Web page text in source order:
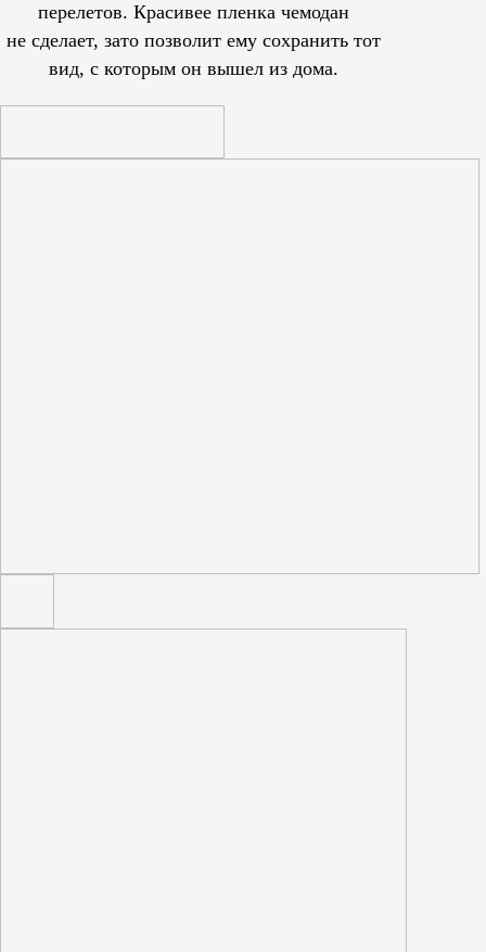
перелетов. Красивее пленка чемодан
не сделает, зато позволит ему сохранить тот
вид, с которым он вышел из дома.